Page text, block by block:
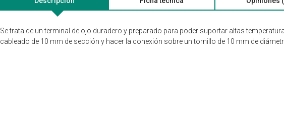
Se trata de un terminal de ojo duradero y preparado para poder suportar altas
cableado de 10 mm de sección y hacer la conexión sobre un tornillo de 10 mm de